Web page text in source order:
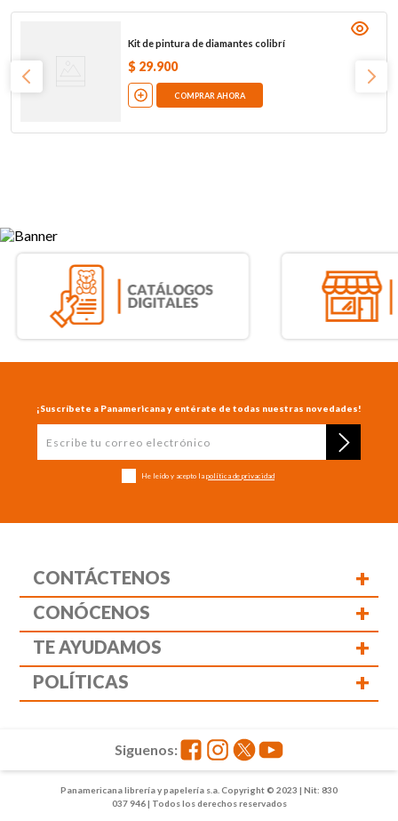
Kit de pintura de diamantes colibrí
$ 29.900
COMPRAR AHORA
¡Suscríbete a Panamericana y entérate de todas nuestras novedades!
He leído y acepto la política de privacidad
CONTÁCTENOS +
CONÓCENOS +
TE AYUDAMOS +
POLÍTICAS +
Panamericana librería y papelería s.a. Copyright © 2023 | Nit: 830
037 946 | Todos los derechos reservados
Siguenos: